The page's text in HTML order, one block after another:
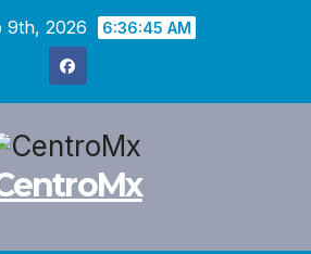
9th, 2026 6:36:46 AM